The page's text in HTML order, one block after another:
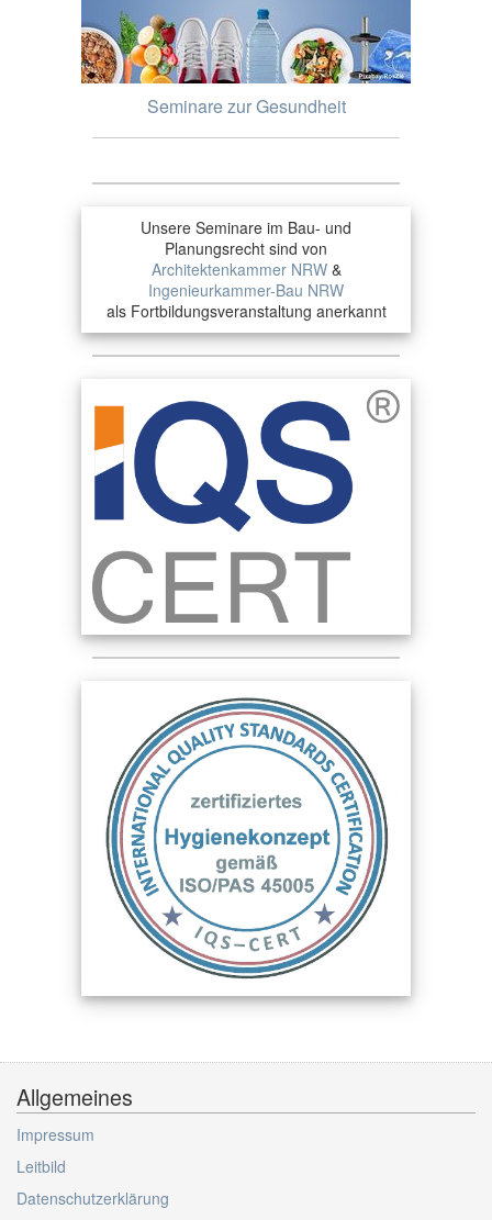
Seminare zur Gesundheit
Unsere Seminare im Bau- und
Planungsrecht sind von
Architektenkammer NRW&
Ingenieurkammer-Bau NRW
als Fortbildungsveranstaltung anerkannt
Allgemeines
Impressum
Leitbild
Datenschutzerklärung